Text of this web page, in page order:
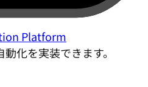
Platform
化を実装できます。